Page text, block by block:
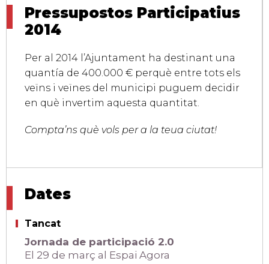
Pressupostos Participatius
2014
Per al 2014 l’Ajuntament ha destinant una
quantía de 400.000 € perquè entre tots els
veïns i veïnes del municipi puguem decidir
en què invertim aquesta quantitat.
Compta’ns què vols per a la teua ciutat!
Dates
Tancat
Jornada de participació 2.0
El 29 de març al Espai Agora